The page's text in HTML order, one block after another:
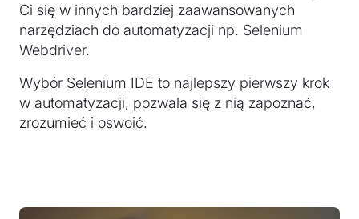
Ci się w innych bardziej zaawansowanych
narzędziach do automatyzacji np. Selenium
Webdriver.
Wybór Selenium IDE to najlepszy pierwszy krok
w automatyzacji, pozwala się z nią zapoznać,
zrozumieć i oswoić.